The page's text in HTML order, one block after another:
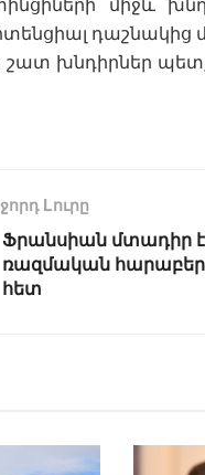
դաշնակից
խնդիրներ պետք
Lուրը
Ֆրանսիան մտադիր
ռազմական
հետ